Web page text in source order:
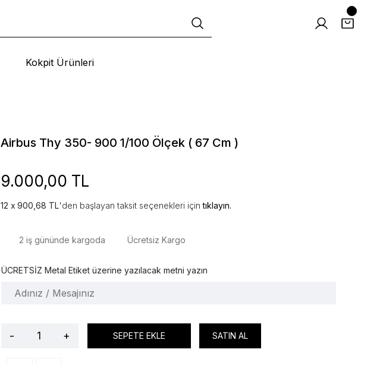
Kokpit Ürünleri
Airbus Thy 350- 900 1/100 Ölçek ( 67 Cm )
9.000,00 TL
900,68 TL'den başlayan taksit seçenekleri içintıklayın.
2 iş gününde kargoda Ücretsiz Kargo
ÜCRETSİZ Metal Etiket üzerine yazılacak metni yazın
- + SEPETE EKLE SATIN AL